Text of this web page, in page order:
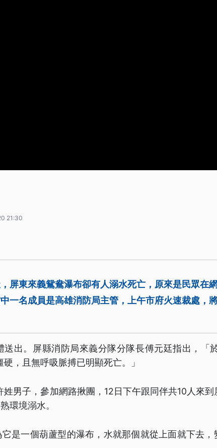
21:30
屏東來義鴛鴦瀑布卻有人溺水死亡，原來是民眾在
一名成員是高雄消防局主管，上午市府火速裁處，
出。屏縣消防局來義分隊分隊長傅元廷指出，「
，且無呼吸脈搏已明顯死亡。」
男子，參加網路揪團，12日下午跟同伴共10人來到
環境溺水。
是一個葫蘆型的瀑布，水就那個就從上面就下去，